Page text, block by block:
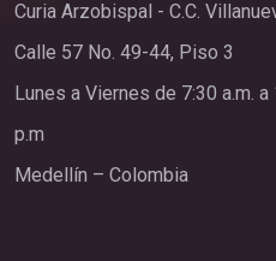
Curia Arzobispal - C.C.
Calle 57 No. 49-44, Piso 3
Lunes a Viernes de 7:30 a.m.
p.m
Medellín – Colombia